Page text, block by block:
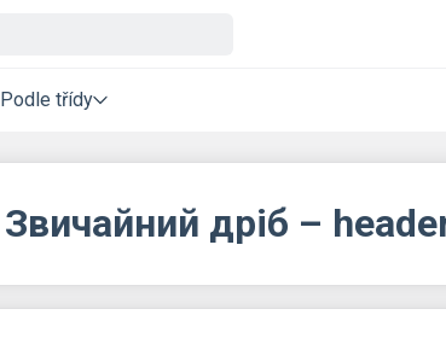
Podle třídy
Звичайний дріб –